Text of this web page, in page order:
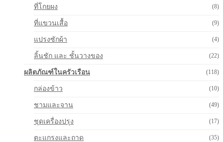
ที่โกยผง (8)
ที่แขวนเสื้อ (9)
แปรงซักผ้า (4)
ลิ้นชัก และ ชั้นวางของ (22)
ผลิตภัณฑ์ในครัวเรือน (118)
กล่องข้าว (10)
ชามและจาน (49)
ชุดเครื่องปรุง (17)
ตะแกรงและถาด (35)